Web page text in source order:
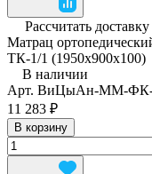
Рассчитать доставку
Матрац
ТК-1/1 (1950x900x100)
В наличии
Арт. ВиЦыАн-ММ-ФК-
11 283 ₽
В корзину